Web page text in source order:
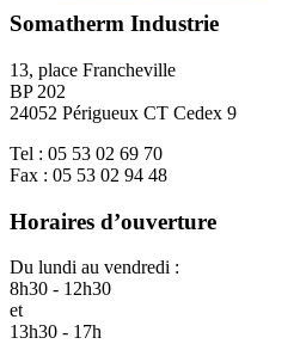
Somatherm Industrie
13, place Francheville
BP 202
24052 Périgueux CT Cedex 9
Tel : 05 53 02 69 70
Fax : 05 53 02 94 48
Horaires d’ouverture
Du lundi au vendredi :
8h30 - 12h30
et
13h30 - 17h